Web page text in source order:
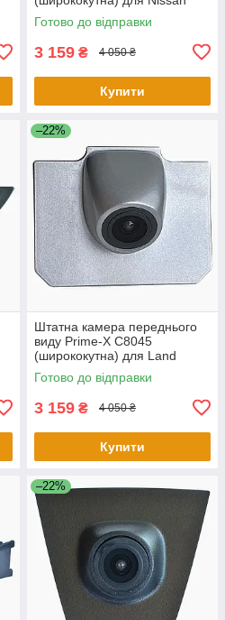
Qashqai/Volvo S60, XC60
Готово до відправки
3 159 ₴ 4 050 ₴
Купити
–22%
Штатна камера переднього
виду Prime-X C8045
(ширококутна) для Land
Rover Range Rover 2015 -
2016
Готово до відправки
3 159 ₴ 4 050 ₴
Купити
–22%